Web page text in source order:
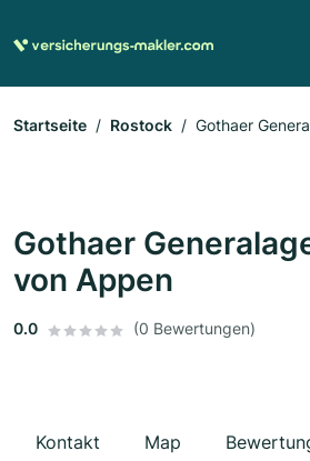
Startseite Rostock
Gothaer
Gothaer
von Appen
0.0 (0 Bewertungen)
Kontakt Map